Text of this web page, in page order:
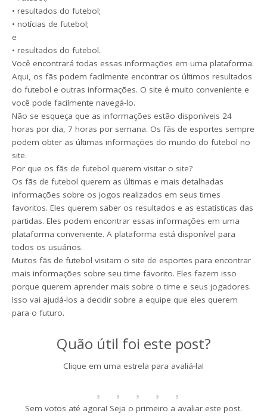
• resultados do futebol;
• notícias de futebol;
e
• resultados do futebol.
Você encontrará todas essas informações em uma plataforma.
Aqui, os fãs podem facilmente encontrar os últimos resultados
do futebol e outras informações. O site é muito conveniente e
você pode facilmente navegá-lo.
Não se esqueça que as informações estão disponíveis 24
horas por dia, 7 horas por semana. Os fãs de esportes sempre
podem obter as últimas informações do mundo do futebol no
site.
Por que os fãs de futebol querem visitar o site?
Os fãs de futebol querem as últimas e mais detalhadas
informações sobre os jogos realizados em seus times
favoritos. Eles querem saber os resultados e as estatísticas das
partidas. Eles podem encontrar essas informações em uma
plataforma conveniente. A plataforma está disponível para
todos os usuários.
Muitos fãs de futebol visitam o site de esportes para encontrar
mais informações sobre seu time favorito. Eles fazem isso
porque querem aprender mais sobre o time e seus jogadores.
Isso vai ajudá-los a decidir sobre a equipe que eles querem
para o futuro.
Quão útil foi este post?
Clique em uma estrela para avaliá-la!
Sem votos até agora! Seja o primeiro a avaliar este post.